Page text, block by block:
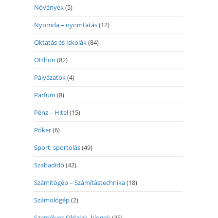
Növények(5)
Nyomda – nyomtatás(12)
Oktatás és Iskolák(84)
Otthon (82)
Pályázatok(4)
Parfüm (8)
Pénz – Hitel(15)
Póker(6)
Sport, sportolás(49)
Szabadidő (42)
Számítógép – Számítástechnika(18)
Számológép(2)